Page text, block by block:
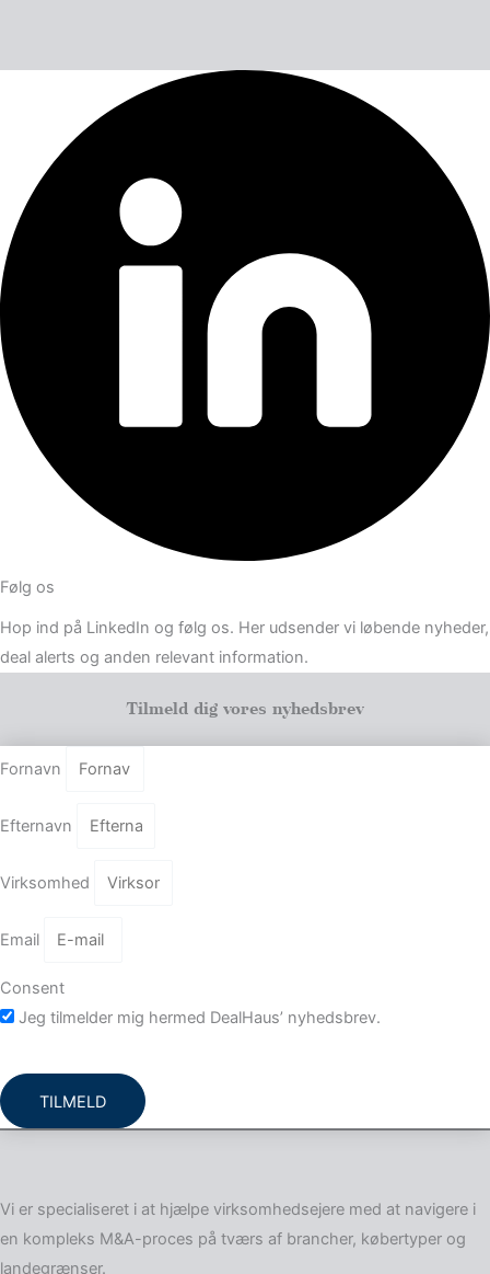
Følg os
Hop ind på LinkedIn og følg os. Her udsender vi løbende nyheder,
deal alerts og anden relevant information.
Tilmeld dig vores nyhedsbrev
Fornavn
Efternavn
Virksomhed
Email
Consent
Jeg tilmelder mig hermed DealHaus’ nyhedsbrev.
TILMELD
Vi er specialiseret i at hjælpe virksomheds­ejere med at navigere i
en kompleks M&A-proces på tværs af brancher, købertyper og
landegrænser.